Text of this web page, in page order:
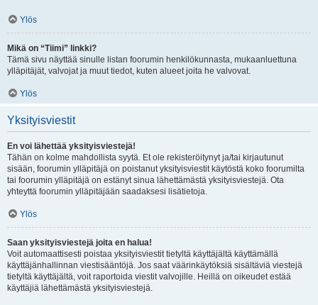
Ylös
Mikä on “Tiimi” linkki?
Tämä sivu näyttää sinulle listan foorumin henkilökunnasta, mukaanluettuna
ylläpitäjät, valvojat ja muut tiedot, kuten alueet joita he valvovat.
Ylös
Yksityisviestit
En voi lähettää yksityisviestejä!
Tähän on kolme mahdollista syytä. Et ole rekisteröitynyt ja/tai kirjautunut
sisään, foorumin ylläpitäjä on poistanut yksityisviestit käytöstä koko foorumilta
tai foorumin ylläpitäjä on estänyt sinua lähettämästä yksityisviestejä. Ota
yhteyttä foorumin ylläpitäjään saadaksesi lisätietoja.
Ylös
Saan yksityisviestejä joita en halua!
Voit automaattisesti poistaa yksityisviestit tietyltä käyttäjältä käyttämällä
käyttäjänhallinnan viestisääntöjä. Jos saat väärinkäytöksiä sisältäviä viestejä
tietyltä käyttäjältä, voit raportoida viestit valvojille. Heillä on oikeudet estää
käyttäjiä lähettämästä yksityisviestejä.